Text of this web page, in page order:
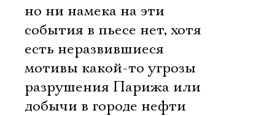
но ни намека на эти
события в пьесе нет, хотя
есть неразвившиеся
мотивы какой-то угрозы
разрушения Парижа или
добычи в городе нефти